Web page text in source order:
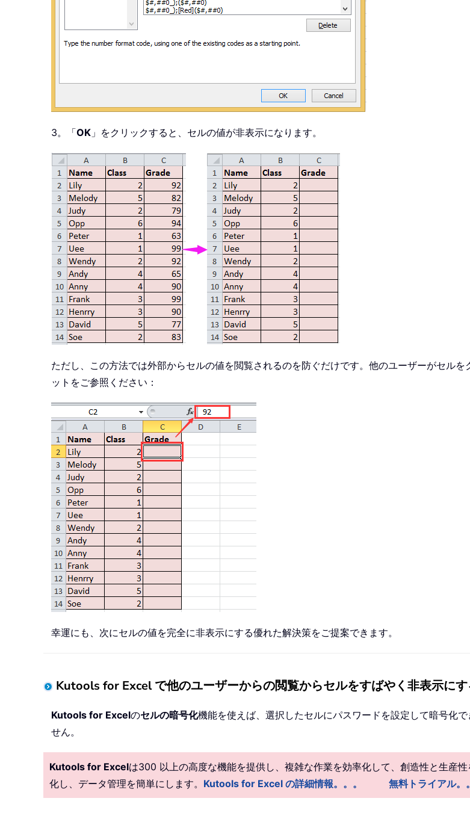
3。「OK 」をクリックすると、セルの値が非表示になります。
ただし、この方法では外部からセルの値を閲覧されるのを防ぐだけです。他のユーザーがセル
ットをご参照ください：
幸運にも、次にセルの値を完全に非表示にする優れた解決策をご提案できます。
Kutools for Excel で他のユーザーからの閲覧からセルをすばやく非表示にす
Kutools for Excelのセルの暗号化機能を使えば、選択したセルにパスワードを設定して暗号化
せん。
Kutools for Excelは300 以上の高度な機能を提供し、複雑な作業を効率化して、創造性と生産性
化し、データ管理を簡単にします。 Kutools for Excel の詳細情報。。。 無料トライアル。